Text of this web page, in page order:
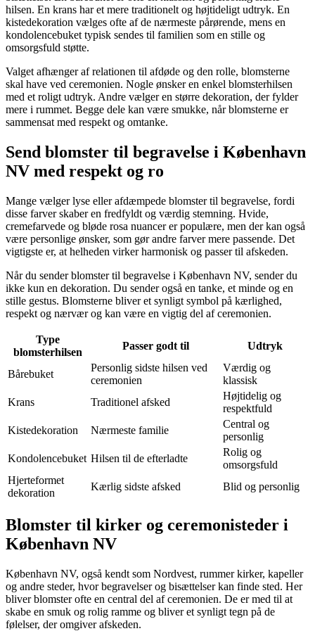
hilsen. En krans har et mere traditionelt og højtideligt udtryk. En
kistedekoration vælges ofte af de nærmeste pårørende, mens en
kondolencebuket typisk sendes til familien som en stille og
omsorgsfuld støtte.
Valget afhænger af relationen til afdøde og den rolle, blomsterne
skal have ved ceremonien. Nogle ønsker en enkel blomsterhilsen
med et roligt udtryk. Andre vælger en større dekoration, der fylder
mere i rummet. Begge dele kan være smukke, når blomsterne er
sammensat med respekt og omtanke.
Send blomster til begravelse i København
NV med respekt og ro
Mange vælger lyse eller afdæmpede blomster til begravelse, fordi
disse farver skaber en fredfyldt og værdig stemning. Hvide,
cremefarvede og bløde rosa nuancer er populære, men der kan også
være personlige ønsker, som gør andre farver mere passende. Det
vigtigste er, at helheden virker harmonisk og passer til afskeden.
Når du sender blomster til begravelse i København NV, sender du
ikke kun en dekoration. Du sender også en tanke, et minde og en
stille gestus. Blomsterne bliver et synligt symbol på kærlighed,
respekt og nærvær og kan være en vigtig del af ceremonien.
Type
blomsterhilsen
Passer godt til Udtryk
Bårebuket
Personlig sidste hilsen ved
ceremonien
Værdig og
klassisk
Krans
Traditionel afsked
Højtidelig og
respektfuld
Kistedekoration
Nærmeste familie
Central og
personlig
Kondolencebuket Hilsen til de efterladte
Rolig og
omsorgsfuld
Hjerteformet
dekoration
Kærlig sidste afsked Blid og personlig
Blomster til kirker og ceremonisteder i
København NV
København NV, også kendt som Nordvest, rummer kirker, kapeller
og andre steder, hvor begravelser og bisættelser kan finde sted. Her
bliver blomster ofte en central del af ceremonien. De er med til at
skabe en smuk og rolig ramme og bliver et synligt tegn på de
følelser, der omgiver afskeden.